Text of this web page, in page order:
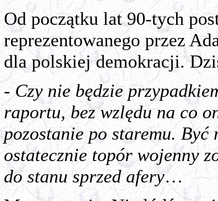
Od początku lat 90-tych
reprezentowanego przez
dla polskiej demokracji.
- Czy nie będzie
raportu, bez wzlędu na co
pozostanie po staremu. Być
ostatecznie topór wojenny
do stanu sprzed afery…